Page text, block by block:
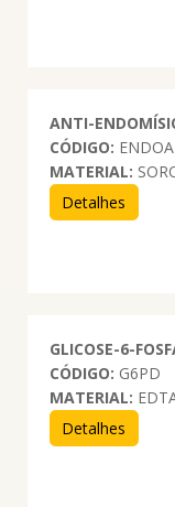
ANTI-
CÓDIGO: ENDOA
MATERIAL:
Detalhes
GLICOSE-6-
CÓDIGO: G6PD
MATERIAL:
Detalhes